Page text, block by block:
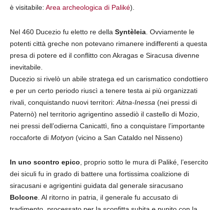
è visitabile: Area archeologica di Paliké).
Nel 460 Ducezio fu eletto re della Syntèleia . Ovviamente le
potenti città greche non potevano rimanere indifferenti a questa
presa di potere ed il conflitto con Akragas e Siracusa divenne
inevitabile.
Ducezio si rivelò un abile stratega ed un carismatico condottiero
e per un certo periodo riuscì a tenere testa ai più organizzati
rivali, conquistando nuovi territori: Aitna-Inessa (nei pressi di
Paternò) nel territorio agrigentino assediò il castello di Mozio,
nei pressi dell’odierna Canicattì, fino a conquistare l’importante
roccaforte di Motyon (vicino a San Cataldo nel Nisseno)
In uno scontro epico , proprio sotto le mura di Paliké, l’esercito
dei siculi fu in grado di battere una fortissima coalizione di
siracusani e agrigentini guidata dal generale siracusano
Bolcone . Al ritorno in patria, il generale fu accusato di